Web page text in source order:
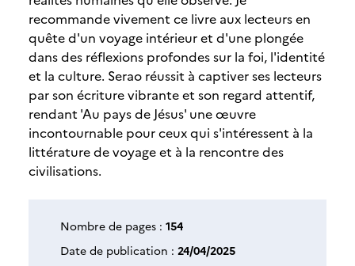
recommande vivement ce livre aux lecteurs en
quête d'un voyage intérieur et d'une plongée
dans des réflexions profondes sur la foi, l'identité
et la culture. Serao réussit à captiver ses lecteurs
par son écriture vibrante et son regard attentif,
rendant 'Au pays de Jésus' une œuvre
incontournable pour ceux qui s'intéressent à la
littérature de voyage et à la rencontre des
civilisations.
Nombre de pages : 154
Date de publication : 24/04/2025